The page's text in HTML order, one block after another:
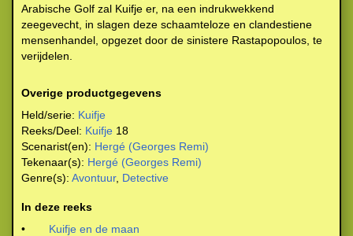
Arabische Golf zal Kuifje er, na een indrukwekkend
zeegevecht, in slagen deze schaamteloze en clandestiene
mensenhandel, opgezet door de sinistere Rastapopoulos, te
verijdelen.
Overige productgegevens
Held/serie: Kuifje
Reeks/Deel: Kuifje 18
Scenarist(en): Hergé (Georges Remi)
Tekenaar(s): Hergé (Georges Remi)
Genre(s): Avontuur, Detective
In deze reeks
•
Kuifje en de maan